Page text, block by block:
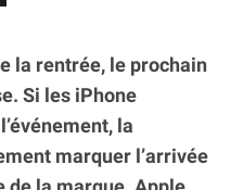
la rentrée, le prochain
Si les iPhone
la
marquer l’arrivée